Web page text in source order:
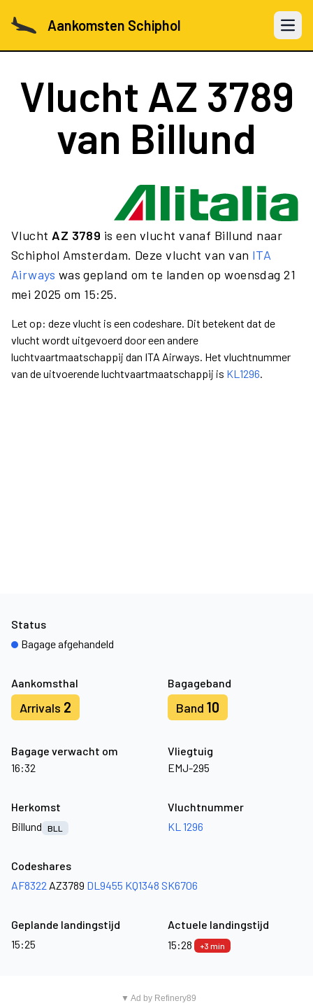
Aankomsten Schiphol Open
Vlucht AZ 3789
van Billund
Vlucht AZ 3789 is een vlucht vanaf Billund naar
Schiphol Amsterdam. Deze vlucht van van ITA
Airways was gepland om te landen op woensdag 21
mei 2025 om 15:25.
Let op: deze vlucht is een codeshare. Dit betekent dat de
vlucht wordt uitgevoerd door een andere
luchtvaartmaatschappij dan ITA Airways. Het vluchtnummer
van de uitvoerende luchtvaartmaatschappij is KL1296.
Aankomsthal
Arrivals 2
Bagageband
Band 10
Bagage verwacht om
16:32
Vliegtuig
EMJ-295
Status
Bagage afgehandeld
Herkomst
Billund
BLL
Vluchtnummer
KL 1296
Codeshares
AF8322 AZ3789 DL9455 KQ1348 SK6706
Geplande landingstijd
15:25
Actuele landingstijd
15:28
+3 min
▼ Ad by Refinery89